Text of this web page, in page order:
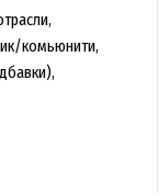
комьюнити,